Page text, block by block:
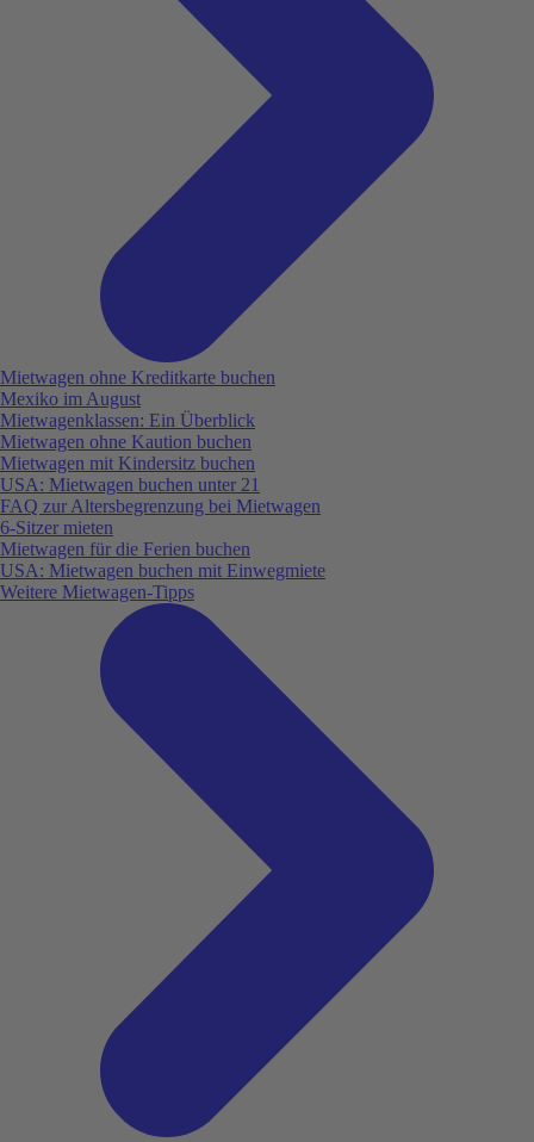
Mietwagen ohne Kreditkarte buchen
Mexiko im August
Mietwagenklassen: Ein Überblick
Mietwagen ohne Kaution buchen
Mietwagen mit Kindersitz buchen
USA: Mietwagen buchen unter 21
FAQ zur Altersbegrenzung bei Mietwagen
6-Sitzer mieten
Mietwagen für die Ferien buchen
USA: Mietwagen buchen mit Einwegmiete
Weitere Mietwagen-Tipps